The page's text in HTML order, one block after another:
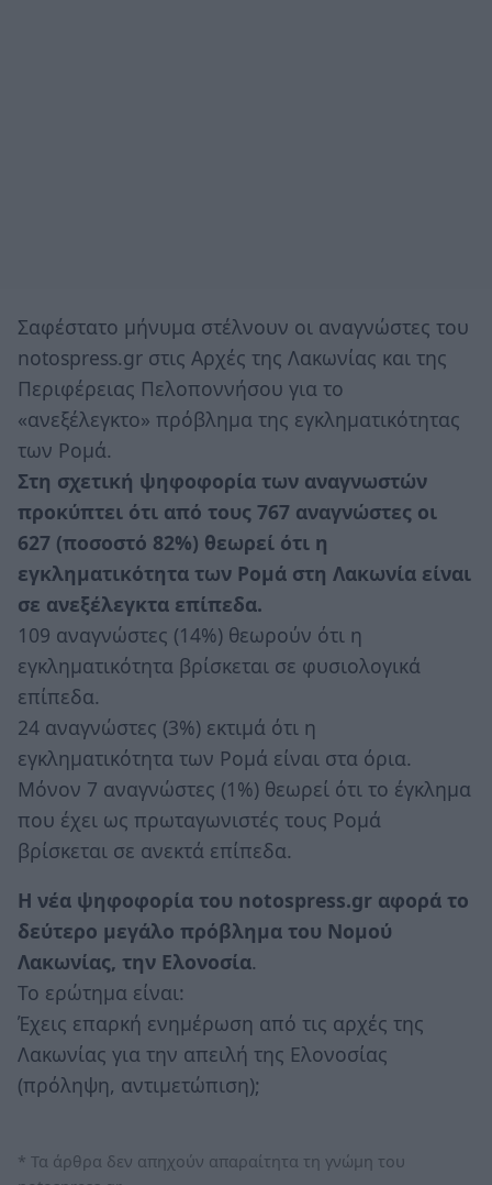
Σαφέστατο μήνυμα στέλνουν οι αναγνώστες του
notospress.gr στις Αρχές της Λακωνίας και της
Περιφέρειας Πελοποννήσου για το
«ανεξέλεγκτο» πρόβλημα της εγκληματικότητας
των Ρομά.
Στη σχετική ψηφοφορία των αναγνωστών
προκύπτει ότι από τους 767 αναγνώστες οι
627 (ποσοστό 82%) θεωρεί ότι η
εγκληματικότητα των Ρομά στη Λακωνία είναι
σε ανεξέλεγκτα επίπεδα.
109 αναγνώστες (14%) θεωρούν ότι η
εγκληματικότητα βρίσκεται σε φυσιολογικά
επίπεδα.
24 αναγνώστες (3%) εκτιμά ότι η
εγκληματικότητα των Ρομά είναι στα όρια.
Μόνον 7 αναγνώστες (1%) θεωρεί ότι το έγκλημα
που έχει ως πρωταγωνιστές τους Ρομά
βρίσκεται σε ανεκτά επίπεδα.
Η νέα ψηφοφορία του notospress.gr αφορά το
δεύτερο μεγάλο πρόβλημα του Νομού
Λακωνίας, την Ελονοσία.
Το ερώτημα είναι:
Έχεις επαρκή ενημέρωση από τις αρχές της
Λακωνίας για την απειλή της Ελονοσίας
(πρόληψη, αντιμετώπιση);
* Τα άρθρα δεν απηχούν απαραίτητα τη γνώμη του